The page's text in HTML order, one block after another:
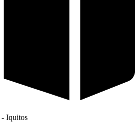
- Iquitos